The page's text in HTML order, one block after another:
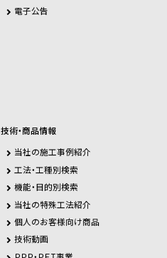
電子公告
技術・商品情報
当社の施工事例紹介
工法・工種別検索
機能・目的別検索
当社の特殊工法紹介
個人のお客様向け商品
技術動画